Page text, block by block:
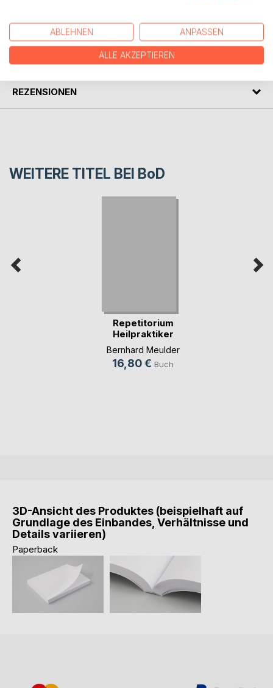
AUTOR/IN
REZENSIONEN
WEITERE TITEL BEI BoD
Repetitorium
Heilpraktiker
Psychot(...)
Bernhard Meulder
16,80 € Buch
3D-Ansicht des Produktes (beispielhaft auf
Grundlage des Einbandes, Verhältnisse und
Details variieren)
Paperback
ABLEHNEN ANPASSEN
ALLE AKZEPTIEREN